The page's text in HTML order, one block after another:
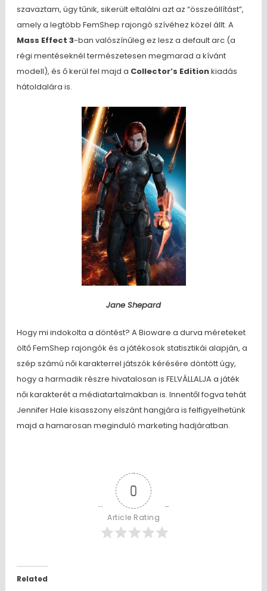
szavaztam, úgy tűnik, sikerült eltalálni azt az “összeállítást”,
amely a legtöbb FemShep rajongó szívéhez közel állt. A
Mass Effect 3-ban valószínűleg ez lesz a default arc (a
régi mentéseknél természetesen megmarad a kívánt
modell), és ő kerül fel majd a Collector’s Editionkiadás
hátoldalára is.
Jane Shepard
Hogy mi indokolta a döntést? A Bioware a durva méreteket
öltő FemShep rajongók és a játékosok statisztikái alapján, a
szép számú női karakterrel játszók kérésére döntött úgy,
hogy a harmadik részre hivatalosan is FELVÁLLALJA a játék
női karakterét a médiatartalmakban is. Innentől fogva tehát
Jennifer Hale kisasszony elszánt hangjára is felfigyelhetünk
majd a hamarosan meginduló marketing hadjáratban.
0
Article Rating
Related